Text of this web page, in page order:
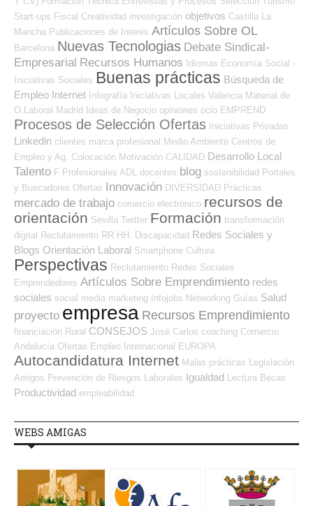
Start-ups Fiscal Creatividad investigación objetivos Castilla La
Mancha Publicaciones de Interés Artículos Sobre OL
Barcelona Nuevas Tecnologias Debate Sindical-
Empresarial Recursos Humanos Idiomas Economía Social -
Iniciativas Sociales Buenas prácticas Búsqueda de
Empleo Internet Infografía Iniciativas Locales Valencia Material de
O.Laboral Madrid Ideas de Negocio opiniones ocio EMPREND
Procesos de Selección Ofertas Iniciativas Privadas
Linkedin clientes marca profesional Medio Ambiente Centros de
Empleo y Ag. Colocación Motivación CALIDAD Desarrollo Local
Talento F Profesionales ADL docentes blog sostenibilidad Portales
y Buscadores Ofertas Innovación DIVERSIDAD Prácticas
mercado de trabajo comercio electrónico recursos de
orientación Sevilla Twitter Formación transformación
digital Reclutamiento RR.HH. Discapacidad Redes Sociales y
Blogs Orientación Laboral Smartphone Cultura
Perspectivas Reclutamiento Redes Sociales
Emprendedores Artículos Sobre Emprendimiento redes
sociales social media marketing Infojobs Networking Guías Salud
proyecto empresa Recursos Emprendimiento
financiación Rural CONSEJOS José Carlos coaching Comercio
Andalucía Ofertas Empleo Internacional EUROPA
Autocandidatura Internet Malas prácticas Legislación
Amigos Prevención de Riesgos Laborales Igualdad Lectura Becas
Productividad empleabilidad
WEBS AMIGAS